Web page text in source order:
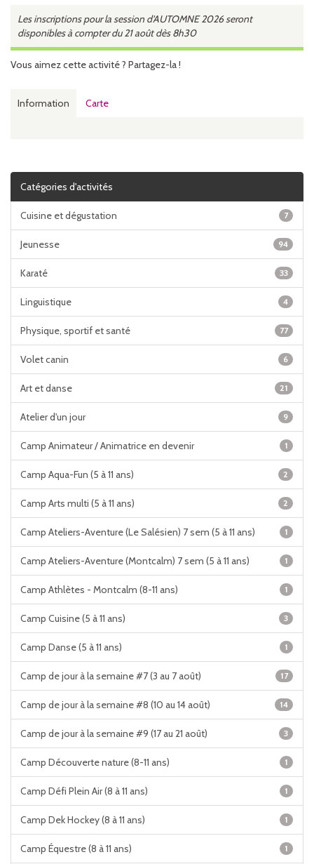
prix :
40.00$
à
Les inscriptions pour la session d'AUTOMNE 2026 seront
disponibles à compter du 21 août dès 8h30
Vous aimez cette activité ? Partagez-la !
Information Carte
Catégories d'activités
Cuisine et dégustation 7
Jeunesse 94
Karaté 33
Linguistique 4
Physique, sportif et santé 77
Volet canin 6
Art et danse 21
Atelier d'un jour 9
Camp Animateur / Animatrice en devenir 1
Camp Aqua-Fun (5 à 11 ans) 2
Camp Arts multi (5 à 11 ans) 2
Camp Ateliers-Aventure (Le Salésien) 7 sem (5 à 11 ans) 1
Camp Ateliers-Aventure (Montcalm) 7 sem (5 à 11 ans) 1
Camp Athlètes - Montcalm (8-11 ans) 1
Camp Cuisine (5 à 11 ans) 3
Camp Danse (5 à 11 ans) 1
Camp de jour à la semaine #7 (3 au 7 août) 17
Camp de jour à la semaine #8 (10 au 14 août) 14
Camp de jour à la semaine #9 (17 au 21 août) 3
Camp Découverte nature (8-11 ans) 1
Camp Défi Plein Air (8 à 11 ans) 1
Camp Dek Hockey (8 à 11 ans) 1
Camp Équestre (8 à 11 ans) 1